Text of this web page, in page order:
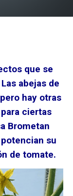
que se
abejas de
hay otras
ciertas
Brometan
su
de tomate.